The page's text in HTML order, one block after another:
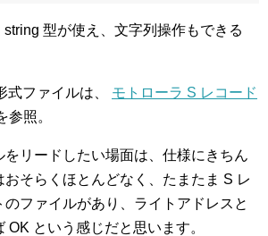
型が使え、文字列操作もできる
式ファイルは、 モトローラ S レコード
参照。
をリードしたい場面は、仕様にきちん
おそらくほとんどなく、たまたま S レ
のファイルがあり、ライトアドレスと
OK という感じだと思います。